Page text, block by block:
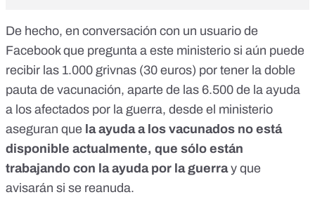
De hecho, en conversación con un usuario de
Facebook que pregunta a este ministerio si aún puede
recibir las 1.000 grivnas (30 euros) por tener la doble
pauta de vacunación, aparte de las 6.500 de la ayuda
a los afectados por la guerra, desde el ministerio
aseguran que la ayuda a los vacunados no está
disponible actualmente, que sólo están
trabajando con la ayuda por la guerray que
avisarán si se reanuda.